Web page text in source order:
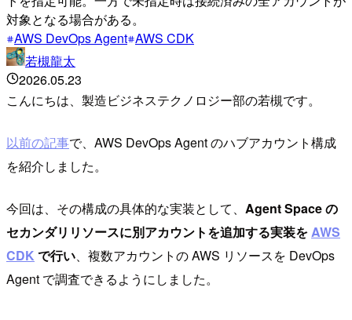
対象となる場合がある。
AWS DevOps Agent AWS CDK
若槻龍太
2026.05.23
こんにちは、製造ビジネステクノロジー部の若槻です。
以前の記事で、AWS DevOps Agent のハブアカウント構成
を紹介しました。
今回は、その構成の具体的な実装として、 Agent Space の
セカンダリリソースに別アカウントを追加する実装を AWS
CDK で行い 、複数アカウントの AWS リソースを DevOps
Agent で調査できるようにしました。